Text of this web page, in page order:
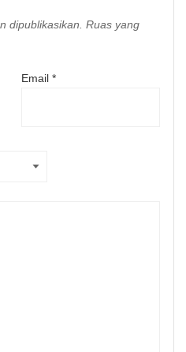
dipublikasikan. Ruas yang
Email *